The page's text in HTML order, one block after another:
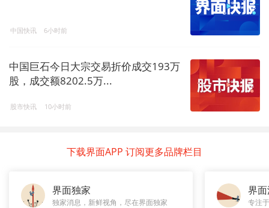
中国快讯 6小时前
中国巨石今日大宗交易折价成交193万
股，成交额8202.5万...
股市快讯 10小时前
下载界面APP 订阅更多品牌栏目
界面独家
独家消息，新鲜视角，尽在界面独家
界
专注